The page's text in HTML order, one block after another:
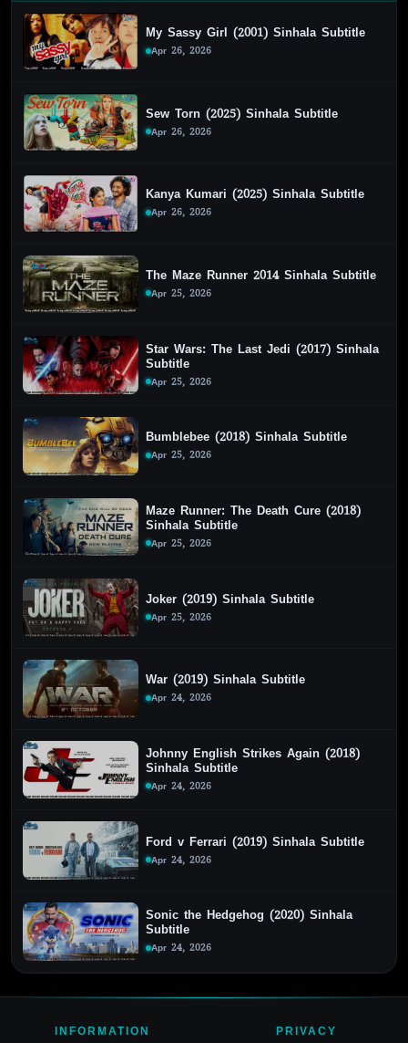
My Sassy Girl (2001) Sinhala Subtitle
Apr 26, 2026
Sew Torn (2025) Sinhala Subtitle
Apr 26, 2026
Kanya Kumari (2025) Sinhala Subtitle
Apr 26, 2026
The Maze Runner 2014 Sinhala Subtitle
Apr 25, 2026
Star Wars: The Last Jedi (2017) Sinhala
Subtitle
Apr 25, 2026
Bumblebee (2018) Sinhala Subtitle
Apr 25, 2026
Maze Runner: The Death Cure (2018)
Sinhala Subtitle
Apr 25, 2026
Joker (2019) Sinhala Subtitle
Apr 25, 2026
War (2019) Sinhala Subtitle
Apr 24, 2026
Johnny English Strikes Again (2018)
Sinhala Subtitle
Apr 24, 2026
Ford v Ferrari (2019) Sinhala Subtitle
Apr 24, 2026
Sonic the Hedgehog (2020) Sinhala
Subtitle
Apr 24, 2026
INFORMATION PRIVACY